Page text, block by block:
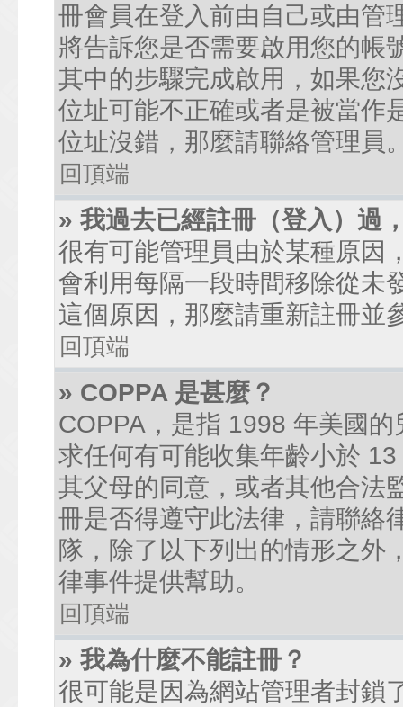
冊會員在登入前由自己或由管
將告訴您是否需要啟用您的帳
其中的步驟完成啟用，如果您
位址可能不正確或者是被當作
位址沒錯，那麼請聯絡管理員
回頂端
» 我過去已經註冊（登入）過
很有可能管理員由於某種原因
會利用每隔一段時間移除從未
這個原因，那麼請重新註冊並
回頂端
» COPPA 是甚麼？
COPPA，是指 1998 年美國
求任何有可能收集年齡小於
其父母的同意，或者其他合法
冊是否得遵守此法律，請聯絡
隊，除了以下列出的情形之外
律事件提供幫助。
回頂端
» 我為什麼不能註冊？
很可能是因為網站管理者封鎖